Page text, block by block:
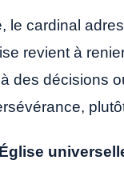
le cardinal
revient à
des décisions